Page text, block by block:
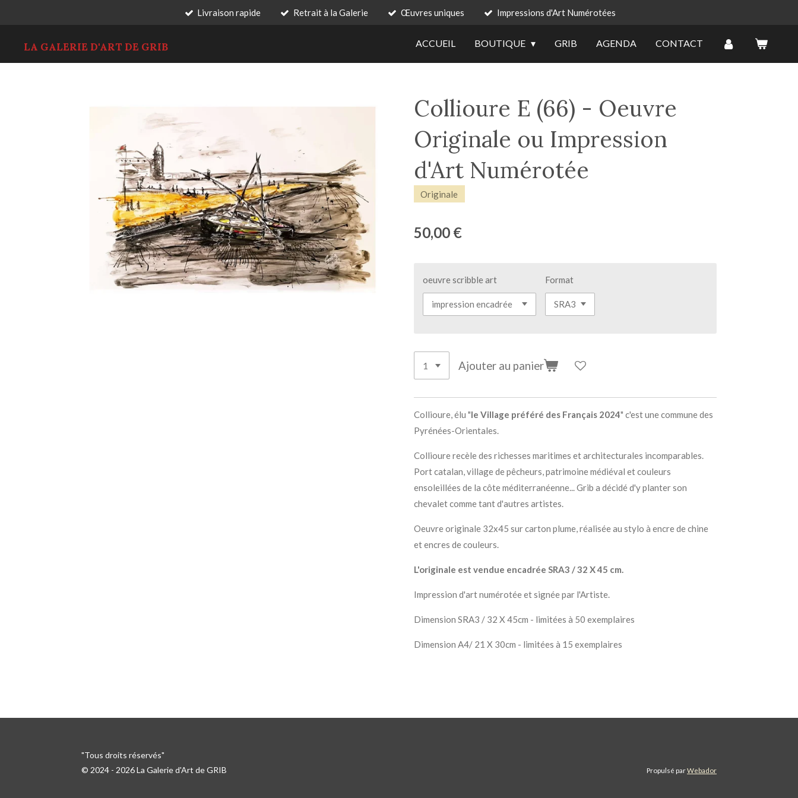
contenu
principal
Livraison rapide Retrait à la Galerie Œuvres uniques Impressions d'Art Numérotées
LA GALERIE D'ART DE GRIB ACCUEIL BOUTIQUE GRIB AGENDA CONTACT
Collioure E (66) - Oeuvre
Originale ou Impression
d'Art Numérotée
Originale
50,00 €
oeuvre scribble art Format
Ajouter au panier
Collioure, élu "le Village préféré des Français 2024" c'est une commune des
Pyrénées-Orientales.
Colliourerecèle des richesses maritimes et architecturales incomparables.
Port catalan, village de pêcheurs, patrimoine médiéval et couleurs
ensoleillées de la côte méditerranéenne... Grib a décidé d'y planter son
chevalet comme tant d'autres artistes.
Oeuvre originale 32x45 sur carton plume, réalisée au stylo à encre de chine
et encres de couleurs.
L'originale est vendue encadrée SRA3 / 32 X 45 cm.
Impression d'art numérotée et signée par l'Artiste.
Dimension SRA3 / 32 X 45cm - limitées à 50 exemplaires
Dimension A4/ 21 X 30cm - limitées à 15 exemplaires
"Tous droits réservés"
© 2024 - 2026 La Galerie d'Art de GRIB
Propulsé parWebador